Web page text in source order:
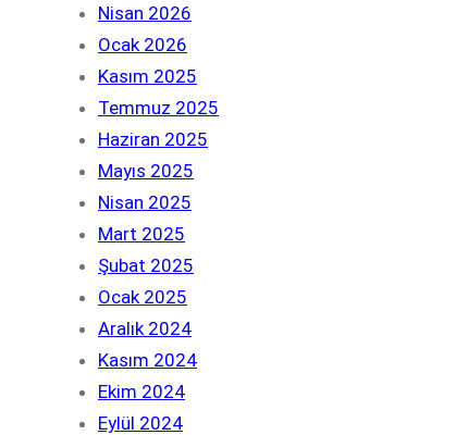
Nisan 2026
Ocak 2026
Kasım 2025
Temmuz 2025
Haziran 2025
Mayıs 2025
Nisan 2025
Mart 2025
Şubat 2025
Ocak 2025
Aralık 2024
Kasım 2024
Ekim 2024
Eylül 2024